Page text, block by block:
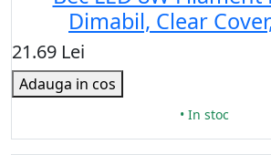
Dimabil, Clear
21.69 Lei
Adauga in cos
• In stoc